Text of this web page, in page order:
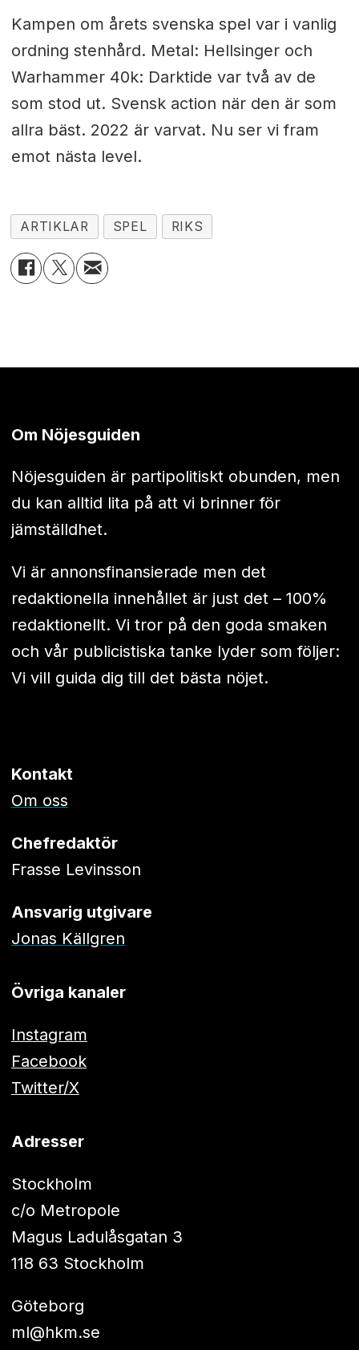
Kampen om årets svenska spel var i vanlig
ordning stenhård. Metal: Hellsinger och
Warhammer 40k: Darktide var två av de
som stod ut. Svensk action när den är som
allra bäst. 2022 är varvat. Nu ser vi fram
emot nästa level.
ARTIKLAR SPEL RIKS
Om Nöjesguiden
Nöjesguiden är partipolitiskt obunden, men
du kan alltid lita på att vi brinner för
jämställdhet.
Vi är annonsfinansierade men det
redaktionella innehållet är just det – 100%
redaktionellt. Vi tror på den goda smaken
och vår publicistiska tanke lyder som följer:
Vi vill guida dig till det bästa nöjet.
Kontakt
Om oss
Chefredaktör
Frasse Levinsson
Ansvarig utgivare
Jonas Källgren
Övriga kanaler
Instagram
Facebook
Twitter/X
Adresser
Stockholm
c/o Metropole
Magus Ladulåsgatan 3
118 63 Stockholm
Göteborg
ml@hkm.se